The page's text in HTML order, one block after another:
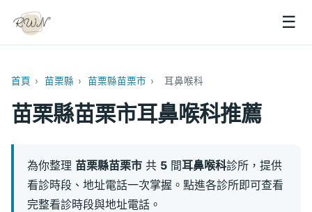
☰
首頁 › 苗栗縣 › 苗栗縣苗栗市 › 耳鼻喉科
苗栗縣苗栗市耳鼻喉科推薦
為你整理 苗栗縣苗栗市 共 5 間耳鼻喉科診所，提供
看診時段、地址電話一次掌握。點進各診所即可查看
完整看診時段與地址電話。